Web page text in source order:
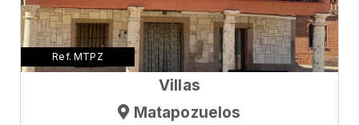
Ref. MTPZ
Villas
Matapozuelos